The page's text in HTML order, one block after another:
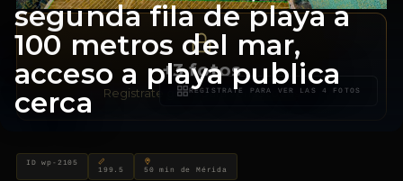
segunda fila de playa a
100 metros del mar,
acceso a playa publica
cerca
+3 fotos
Registrate gratis para verlas todas
REGISTRATE PARA VER LAS 4 FOTOS
TERRENOS CERCA DEL MAR (SEGUNDA, TERCERA Y CUARTA FILA)
Terrenos 7x28m 196m²
ID wp-2105
199.5
50 min de Mérida